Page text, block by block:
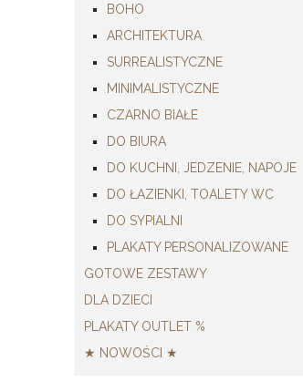
BOHO
ARCHITEKTURA
SURREALISTYCZNE
MINIMALISTYCZNE
CZARNO BIAŁE
DO BIURA
DO KUCHNI, JEDZENIE, NAPOJE
DO ŁAZIENKI, TOALETY WC
DO SYPIALNI
PLAKATY PERSONALIZOWANE
GOTOWE ZESTAWY
DLA DZIECI
PLAKATY OUTLET %
★ NOWOŚCI ★